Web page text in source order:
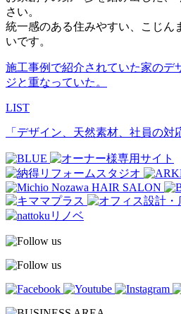
さい。
統一感のある住みやすい、こじん
いです。
施工事例で紹介されていた家のデ
ジと重なっていた。
LIST
「デザイン、天然素材、社員の対